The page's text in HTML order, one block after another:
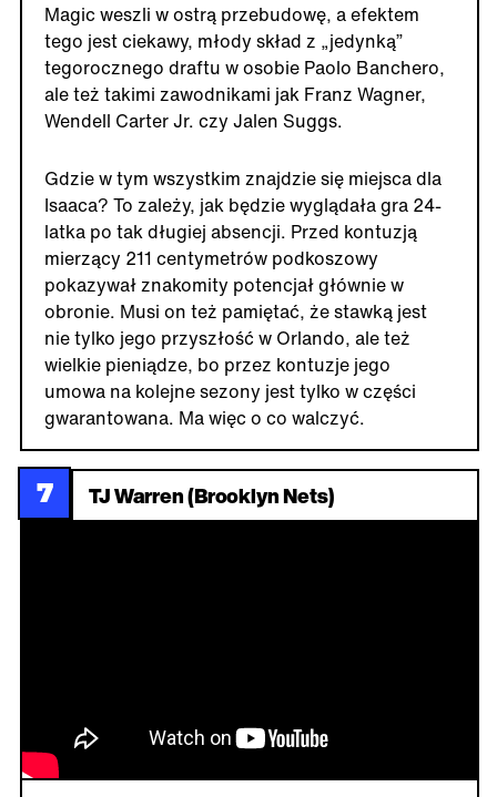
Magic weszli w ostrą przebudowę, a efektem
tego jest ciekawy, młody skład z „jedynką”
tegorocznego draftu w osobie Paolo Banchero,
ale też takimi zawodnikami jak Franz Wagner,
Wendell Carter Jr. czy Jalen Suggs.
Gdzie w tym wszystkim znajdzie się miejsca dla
Isaaca? To zależy, jak będzie wyglądała gra 24-
latka po tak długiej absencji. Przed kontuzją
mierzący 211 centymetrów podkoszowy
pokazywał znakomity potencjał głównie w
obronie. Musi on też pamiętać, że stawką jest
nie tylko jego przyszłość w Orlando, ale też
wielkie pieniądze, bo przez kontuzje jego
umowa na kolejne sezony jest tylko w części
gwarantowana. Ma więc o co walczyć.
7 TJ Warren (Brooklyn Nets)